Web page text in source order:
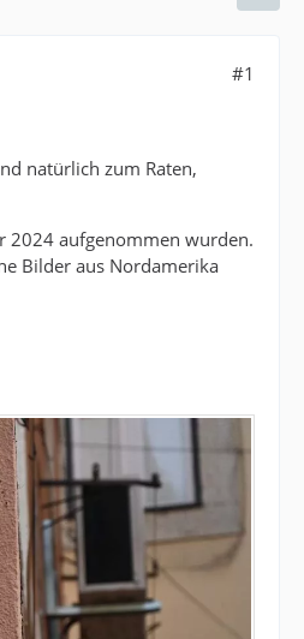
#1
natürlich zum Raten,
2024 aufgenommen wurden.
Bilder aus Nordamerika